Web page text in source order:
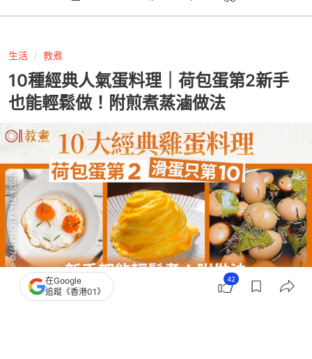
生活 教煮
10種經典人氣蛋料理｜荷包蛋第2新手
也能輕鬆做！附煎煮蒸滷做法
撰文：網路溫度計DailyView
在Google
追蹤《香港01》
42